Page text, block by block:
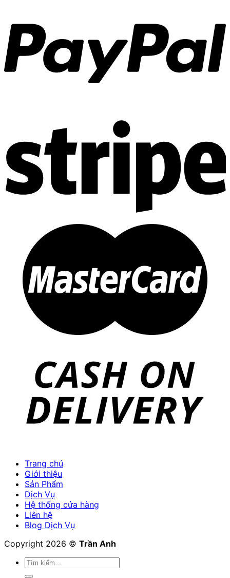
Trang chủ
Giới thiệu
Sản Phẩm
Dịch Vụ
Hệ thống cửa hàng
Liên hệ
Blog Dịch Vụ
Copyright 2026 © Trần Anh
Tìm